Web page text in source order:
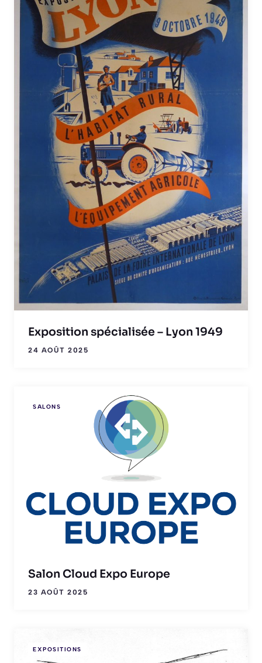
Exposition spécialisée – Lyon 1949
24 AOÛT 2025
SALONS
Salon Cloud Expo Europe
23 AOÛT 2025
EXPOSITIONS